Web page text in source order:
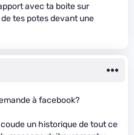
avec ta boite sur
tes potes devant une
à facebook?
un historique de tout ce